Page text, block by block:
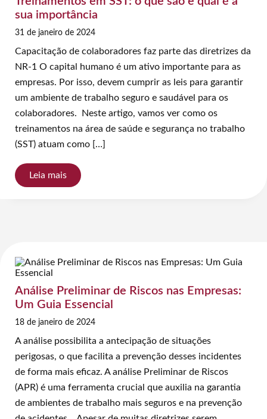
sua importância
31 de janeiro de 2024
Capacitação de colaboradores faz parte das diretrizes da
NR-1 O capital humano é um ativo importante para as
empresas. Por isso, devem cumprir as leis para garantir
um ambiente de trabalho seguro e saudável para os
colaboradores. Neste artigo, vamos ver como os
treinamentos na área de saúde e segurança no trabalho
(SST) atuam como […]
Leia mais
Análise Preliminar de Riscos nas Empresas:
Um Guia Essencial
18 de janeiro de 2024
A análise possibilita a antecipação de situações
perigosas, o que facilita a prevenção desses incidentes
de forma mais eficaz. A análise Preliminar de Riscos
(APR) é uma ferramenta crucial que auxilia na garantia
de ambientes de trabalho mais seguros e na prevenção